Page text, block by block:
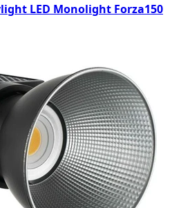
LED Monolight Forza150